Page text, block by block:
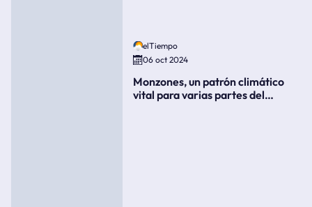
elTiempo
06 oct 2024
Monzones, un patrón climático
vital para varias partes del